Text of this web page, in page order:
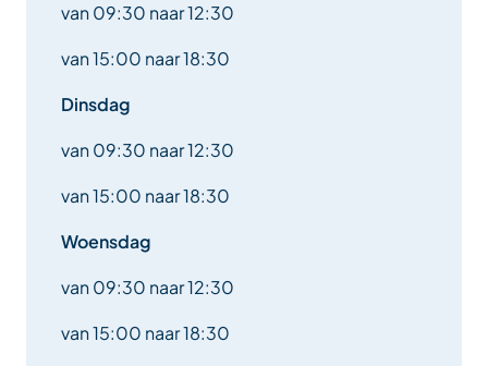
kopieerapparaat, wifi.
van 09:30 naar 12:30
van 15:00 naar 18:30
Dinsdag
van 09:30 naar 12:30
van 15:00 naar 18:30
Woensdag
van 09:30 naar 12:30
van 15:00 naar 18:30